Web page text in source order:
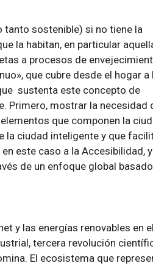
tanto sostenible) si no tiene la
la habitan, en particular
a procesos de
que cubre desde el hogar a
sustenta este concepto de
Primero, mostrar la necesidad
que componen la
la ciudad inteligente y que
este caso a la Accesibilidad, y
de un enfoque global
y las energías renovables en
tercera revolución
El ecosistema que